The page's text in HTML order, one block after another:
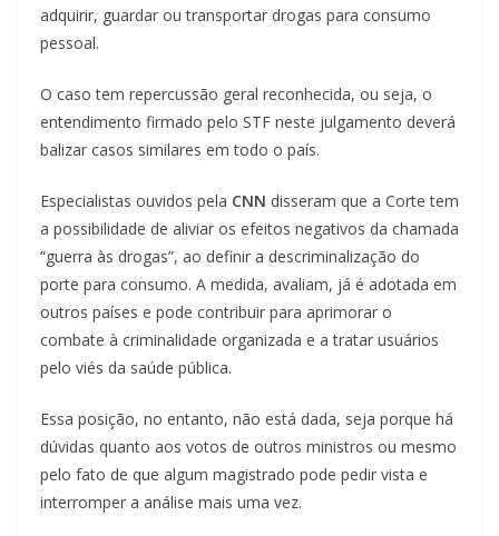
adquirir, guardar ou transportar drogas para consumo
pessoal.
O caso tem repercussão geral reconhecida, ou seja, o
entendimento firmado pelo STF neste julgamento deverá
balizar casos similares em todo o país.
Especialistas ouvidos pela CNN disseram que a Corte tem
a possibilidade de aliviar os efeitos negativos da chamada
“guerra às drogas”, ao definir a descriminalização do
porte para consumo. A medida, avaliam, já é adotada em
outros países e pode contribuir para aprimorar o
combate à criminalidade organizada e a tratar usuários
pelo viés da saúde pública.
Essa posição, no entanto, não está dada, seja porque há
dúvidas quanto aos votos de outros ministros ou mesmo
pelo fato de que algum magistrado pode pedir vista e
interromper a análise mais uma vez.